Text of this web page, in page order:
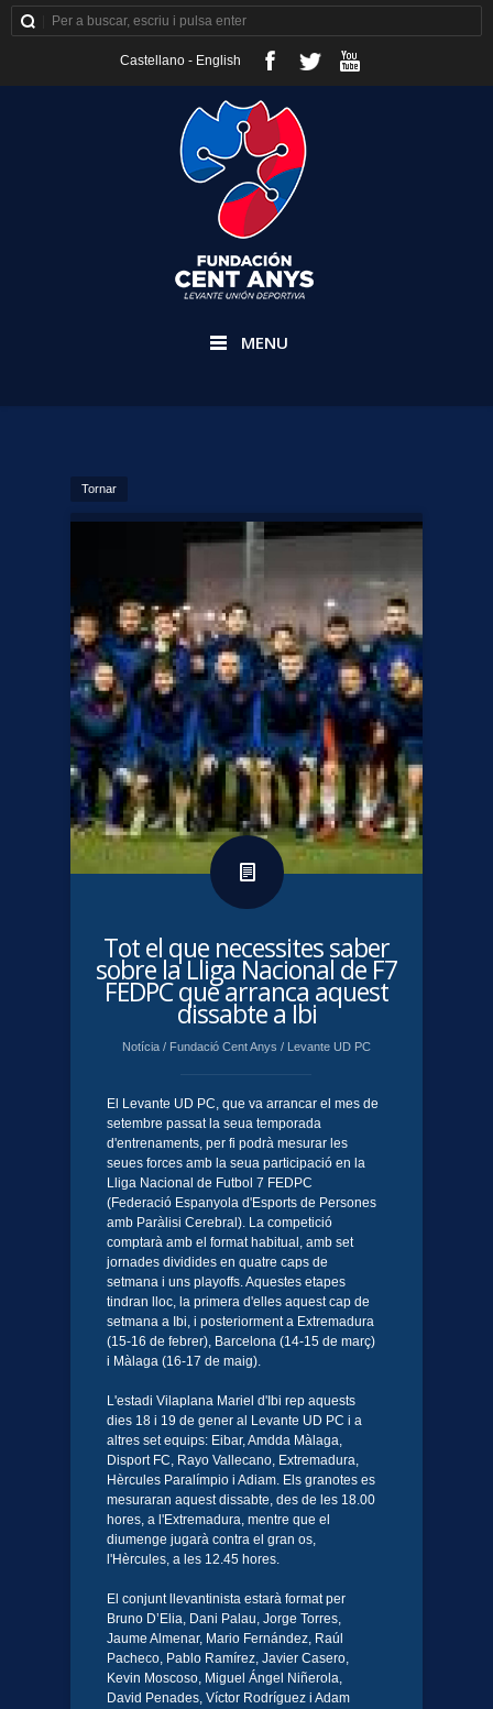
Castellano - English
MENU
Tornar
Tot el que necessites saber
sobre la Lliga Nacional de F7
FEDPC que arranca aquest
dissabte a Ibi
Notícia / Fundació Cent Anys / Levante UD PC
El Levante UD PC, que va arrancar el mes de
setembre passat la seua temporada
d'entrenaments, per fi podrà mesurar les
seues forces amb la seua participació en la
Lliga Nacional de Futbol 7 FEDPC
(Federació Espanyola d'Esports de Persones
amb Paràlisi Cerebral). La competició
comptarà amb el format habitual, amb set
jornades dividides en quatre caps de
setmana i uns playoffs. Aquestes etapes
tindran lloc, la primera d'elles aquest cap de
setmana a Ibi, i posteriorment a Extremadura
(15-16 de febrer), Barcelona (14-15 de març)
i Màlaga (16-17 de maig).
L'estadi Vilaplana Mariel d'Ibi rep aquests
dies 18 i 19 de gener al Levante UD PC i a
altres set equips: Eibar, Amdda Màlaga,
Disport FC, Rayo Vallecano, Extremadura,
Hèrcules Paralímpio i Adiam. Els granotes es
mesuraran aquest dissabte, des de les 18.00
hores, a l'Extremadura, mentre que el
diumenge jugarà contra el gran os,
l'Hèrcules, a les 12.45 hores.
El conjunt llevantinista estarà format per
Bruno D’Elia, Dani Palau, Jorge Torres,
Jaume Almenar, Mario Fernández, Raúl
Pacheco, Pablo Ramírez, Javier Casero,
Kevin Moscoso, Miguel Ángel Niñerola,
David Penades, Víctor Rodríguez i Adam